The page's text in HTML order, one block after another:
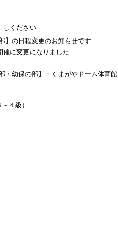
ください
の日程変更のお知らせです
催に変更になりました
・幼保の部】：くまがやドーム体育館
４級）